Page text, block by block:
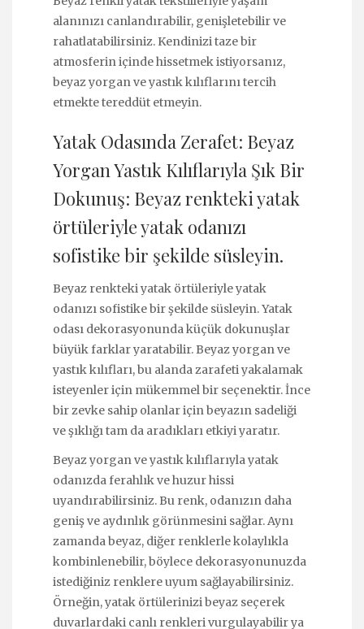
alanınızı canlandırabilir, genişletebilir ve
rahatlatabilirsiniz. Kendinizi taze bir
atmosferin içinde hissetmek istiyorsanız,
beyaz yorgan ve yastık kılıflarını tercih
etmekte tereddüt etmeyin.
Yatak Odasında Zerafet: Beyaz
Yorgan Yastık Kılıflarıyla Şık Bir
Dokunuş: Beyaz renkteki yatak
örtüleriyle yatak odanızı
sofistike bir şekilde süsleyin.
Beyaz renkteki yatak örtüleriyle yatak
odanızı sofistike bir şekilde süsleyin. Yatak
odası dekorasyonunda küçük dokunuşlar
büyük farklar yaratabilir. Beyaz yorgan ve
yastık kılıfları, bu alanda zarafeti yakalamak
isteyenler için mükemmel bir seçenektir. İnce
bir zevke sahip olanlar için beyazın sadeliği
ve şıklığı tam da aradıkları etkiyi yaratır.
Beyaz yorgan ve yastık kılıflarıyla yatak
odanızda ferahlık ve huzur hissi
uyandırabilirsiniz. Bu renk, odanızın daha
geniş ve aydınlık görünmesini sağlar. Aynı
zamanda beyaz, diğer renklerle kolaylıkla
kombinlenebilir, böylece dekorasyonunuzda
istediğiniz renklere uyum sağlayabilirsiniz.
Örneğin, yatak örtülerinizi beyaz seçerek
duvarlardaki canlı renkleri vurgulayabilir ya